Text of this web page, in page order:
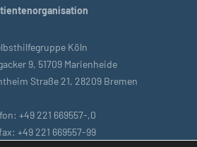
Köln
9, 51709 Marienheide
Straße 21, 28209 Bremen
+49 221 669557-,0
+49 221 669557-99